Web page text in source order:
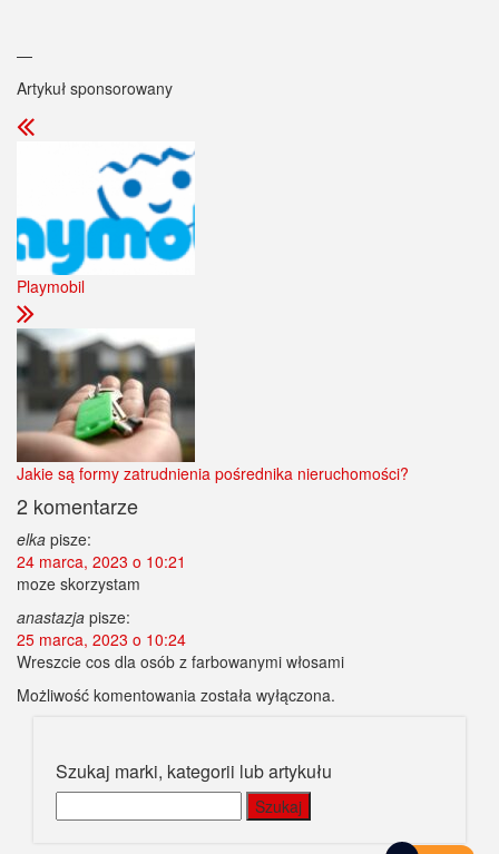
—
Artykuł sponsorowany
Playmobil
Jakie są formy zatrudnienia pośrednika nieruchomości?
2 komentarze
elka pisze:
24 marca, 2023 o 10:21
moze skorzystam
anastazja pisze:
25 marca, 2023 o 10:24
Wreszcie cos dla osób z farbowanymi włosami
Możliwość komentowania została wyłączona.
Szukaj marki, kategorii lub artykułu